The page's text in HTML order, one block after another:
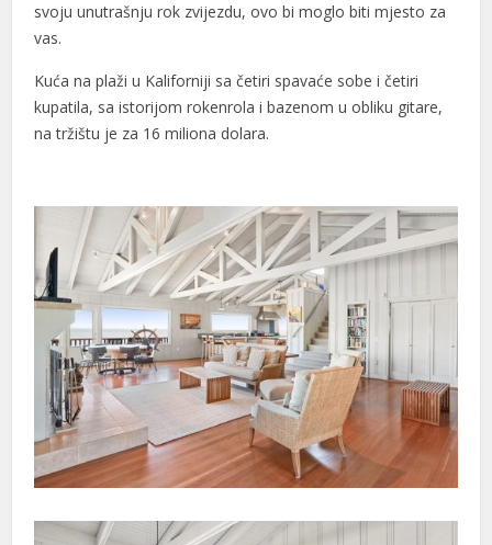
svoju unutrašnju rok zvijezdu, ovo bi moglo biti mjesto za
vas.
Kuća na plaži u Kaliforniji sa četiri spavaće sobe i četiri
kupatila, sa istorijom rokenrola i bazenom u obliku gitare,
na tržištu je za 16 miliona dolara.